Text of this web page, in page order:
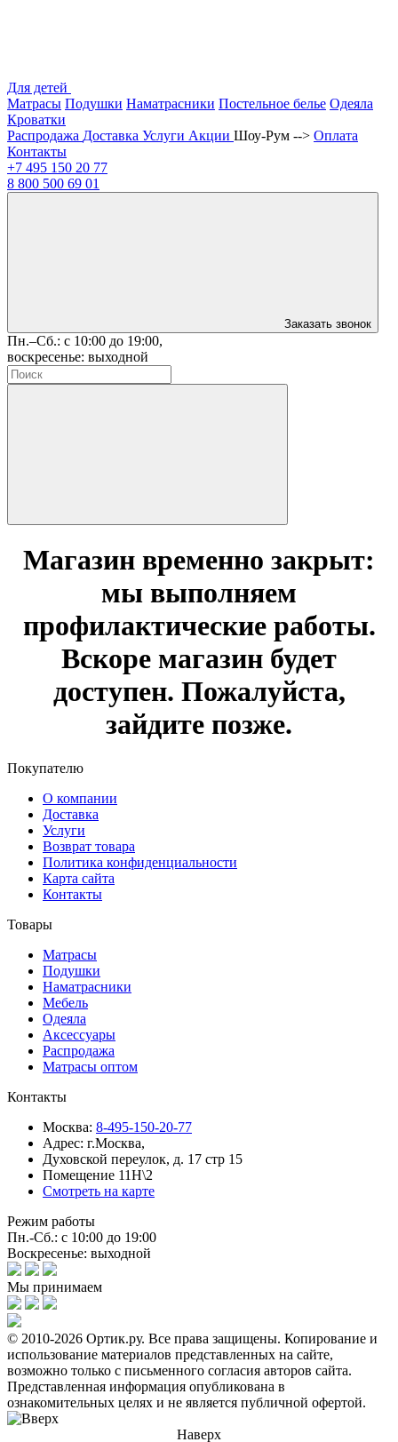
Для детей
Матрасы Подушки Наматрасники Постельное белье Одеяла
Кроватки
Распродажа Доставка Услуги Акции Шоу-Рум --> Оплата
Контакты
+7 495 150 20 77
8 800 500 69 01
Заказать звонок
Пн.–Сб.: с 10:00 до 19:00,
воскресенье: выходной
Магазин временно закрыт:
мы выполняем
профилактические работы.
Вскоре магазин будет
доступен. Пожалуйста,
зайдите позже.
Покупателю
О компании
Доставка
Услуги
Возврат товара
Политика конфиденциальности
Карта сайта
Контакты
Товары
Матрасы
Подушки
Наматрасники
Мебель
Одеяла
Аксессуары
Распродажа
Матрасы оптом
Контакты
Москва: 8-495-150-20-77
Адрес: г.Москва,
Духовской переулок, д. 17 стр 15
Помещение 11Н\2
Смотреть на карте
Режим работы
Пн.-Сб.: с 10:00 до 19:00
Воскресенье: выходной
Мы принимаем
© 2010-2026 Ортик.ру. Все права защищены. Копирование и
использование материалов представленных на сайте,
возможно только с письменного согласия авторов сайта.
Представленная информация опубликована в
ознакомительных целях и не является публичной офертой.
Наверх